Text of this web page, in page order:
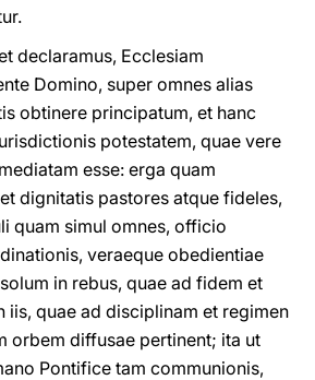
declaramus, Ecclesiam
Domino, super omnes alias
obtinere principatum, et hanc
potestatem, quae vere
esse: erga quam
dignitatis pastores atque fideles,
quam simul omnes, officio
veraeque obedientiae
in rebus, quae ad fidem et
iis, quae ad disciplinam et regimen
orbem diffusae pertinent; ita ut
Pontifice tam communionis,